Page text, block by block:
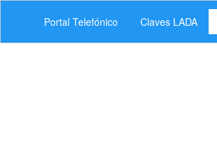
Portal Telefónico Claves LADA